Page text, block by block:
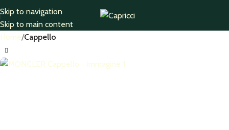
Skip to navigation
Skip to main content
Home Cappello